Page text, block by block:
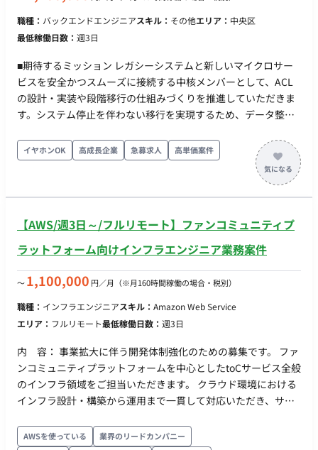
職種： バックエンドエンジニアスキル： その他エリア： 中央区
最低稼働日数： 週3日
■期待するミッション レガシーシステムと新しいマイクロサー
ビスを安全かつスムーズに接続する中核メンバーとして、ACL
の設計・実装や段階移行の仕組みづくりを推進していただきま
す。システム停止を伴わない移行を実現するため、データ整合
■業務内容・担当工程 【ACL（Anti-Corruption Layer）の設
計・実装】 新旧データモデルの変換・仲介 用語や仕様の差異の
を用いた移行設計 API Gatewayによるルーティング・トラフィ
の連携 双方向同期・CDCの実装 データ整合性を考慮した設計
【マイクロサービス開発】 DDDを踏まえたサービス境界の設計
方 稼働量：週3日～（要相談） リモート稼働：リモート ※王子
イヤホンOK 高成長企業 急募求人 高単価案件
【AWS/週3日～/フルリモート】ファンコミュニティプ
ラットフォーム向けインフラエンジニア業務案件
〜1,100,000 円／月 （※月160時間稼働の場合・税別）
職種： インフラエンジニアスキル： Amazon Web Service
エリア： フルリモート最低稼働日数： 週3日
内 容： 事業拡大に伴う開発体制強化のための募集です。 ファ
ンコミュニティプラットフォームを中心としたtoCサービス全般
のインフラ領域をご担当いただきます。 クラウド環境における
インフラ設計・構築から運用まで一貫して対応いただき、サー
任せします。
AWSを使っている
業界のリードカンパニー